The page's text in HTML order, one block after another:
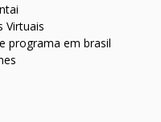
Virtuais
programa em brasil